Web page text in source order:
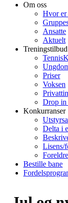
Om oss
Hvor er
Ansatte
Aktuelt
Treningstilbud
Priser
Voksen
Drop in
Konkurranser
Delta i
Lisens/
Bestille bane